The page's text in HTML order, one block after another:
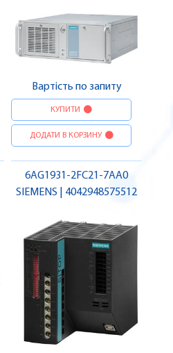
Вартість по запиту
КУПИТИ
ДОДАТИ В КОРЗИНУ
6AG1931-2FC21-7AA0
SIEMENS | 4042948575512